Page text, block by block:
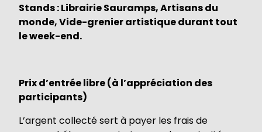
Stands : Librairie Sauramps, Artisans du
monde, Vide-grenier artistique durant tout
le week-end.
Prix d’entrée libre (à l’appréciation des
participants)
L’argent collecté sert à payer les frais de